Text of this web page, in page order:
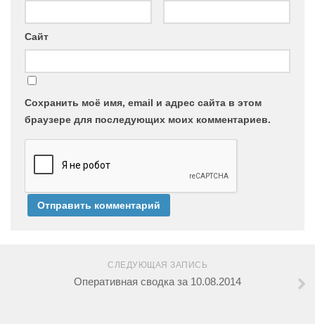
Сайт
Сохранить моё имя, email и адрес сайта в этом
браузере для последующих моих комментариев.
СЛЕДУЮЩАЯ ЗАПИСЬ
Оперативная сводка за 10.08.2014